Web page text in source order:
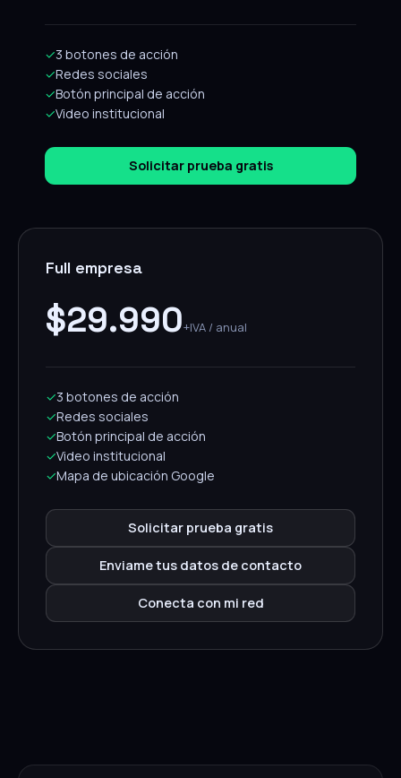
✓3 botones de acción
✓Redes sociales
✓Botón principal de acción
✓Video institucional
Solicitar prueba gratis
Full empresa
$29.990+IVA / anual
✓3 botones de acción
✓Redes sociales
✓Botón principal de acción
✓Video institucional
✓Mapa de ubicación Google
Solicitar prueba gratis
Enviame tus datos de contacto
Conecta con mi red